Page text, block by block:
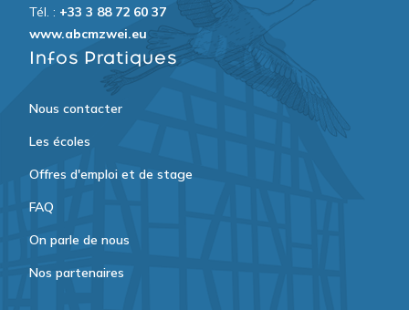
Tél. : +33 3 88 72 60 37
www.abcmzwei.eu
Infos Pratiques
Nous contacter
Les écoles
Offres d'emploi et de stage
FAQ
On parle de nous
Nos partenaires